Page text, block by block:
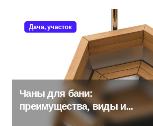
Дача, участок
Чаны для бани:
преимущества, виды и
особенности использования